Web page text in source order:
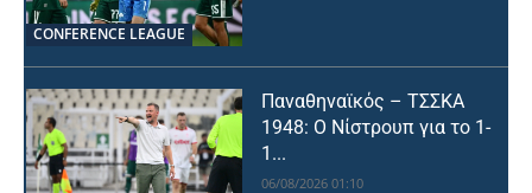
CONFERENCE LEAGUE
Παναθηναϊκός – ΤΣΣΚΑ
1948: Ο Νίστρουπ για το 1-
1...
06/08/2026 01:10